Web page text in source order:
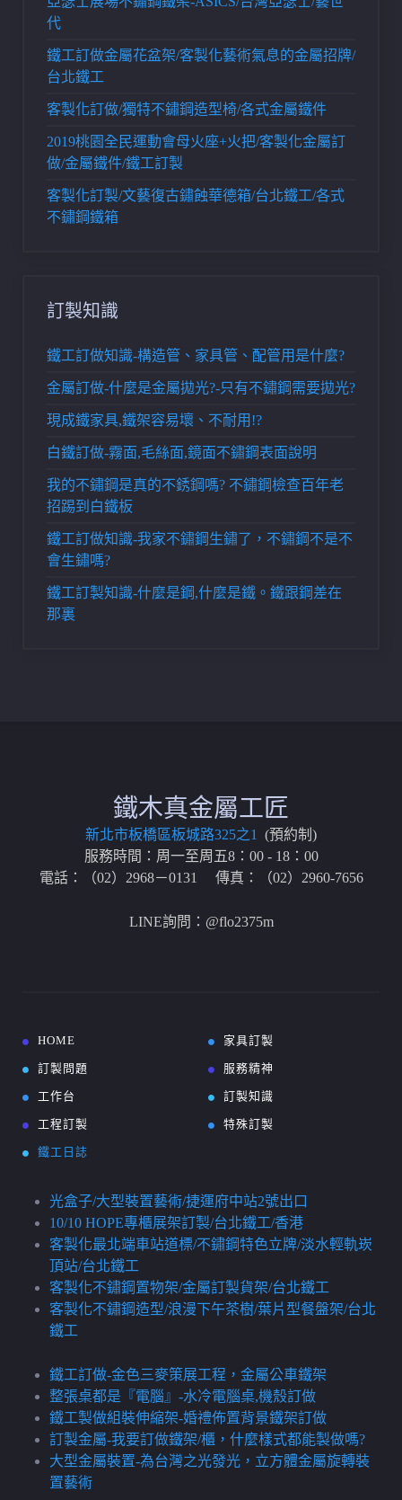
代
鐵工訂做金屬花盆架/客製化藝術氣息的金屬招牌/
台北鐵工
客製化訂做/獨特不鏽鋼造型椅/各式金屬鐵件
2019桃園全民運動會母火座+火把/客製化金屬訂
做/金屬鐵件/鐵工訂製
客製化訂製/文藝復古鏽蝕華德箱/台北鐵工/各式
不鏽鋼鐵箱
訂製知識
鐵工訂做知識-構造管、家具管、配管用是什麼?
金屬訂做-什麼是金屬拋光?-只有不鏽鋼需要拋光?
現成鐵家具,鐵架容易壞、不耐用!?
白鐵訂做-霧面,毛絲面,鏡面不鏽鋼表面說明
我的不鏽鋼是真的不銹鋼嗎? 不鏽鋼檢查百年老
招踢到白鐵板
鐵工訂做知識-我家不鏽鋼生鏽了，不鏽鋼不是不
會生鏽嗎?
鐵工訂製知識-什麼是鋼,什麼是鐵。鐵跟鋼差在
那裏
鐵木真金屬工匠
新北市板橋區板城路325之1 (預約制)
服務時間：周一至周五8：00 - 18：00
電話：（02）2968－0131 傳真：（02）2960-7656
LINE詢問：@flo2375m
HOME 家具訂製
訂製問題 服務精神
工作台 訂製知識
工程訂製 特殊訂製
鐵工日誌
光盒子/大型裝置藝術/捷運府中站2號出口
10/10 HOPE專櫃展架訂製/台北鐵工/香港
客製化最北端車站道標/不鏽鋼特色立牌/淡水輕軌崁
頂站/台北鐵工
客製化不鏽鋼置物架/金屬訂製貨架/台北鐵工
客製化不鏽鋼造型/浪漫下午茶樹/葉片型餐盤架/台北
鐵工
鐵工訂做-金色三麥策展工程，金屬公車鐵架
整張桌都是『電腦』-水冷電腦桌,機殼訂做
鐵工製做組裝伸縮架-婚禮佈置背景鐵架訂做
訂製金屬-我要訂做鐵架/櫃，什麼樣式都能製做嗎?
大型金屬裝置-為台灣之光發光，立方體金屬旋轉裝
置藝術